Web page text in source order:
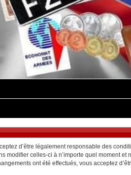
d’être légalement responsable des
modifier celles-ci à n’importe quel moment et
ont été effectués, vous acceptez